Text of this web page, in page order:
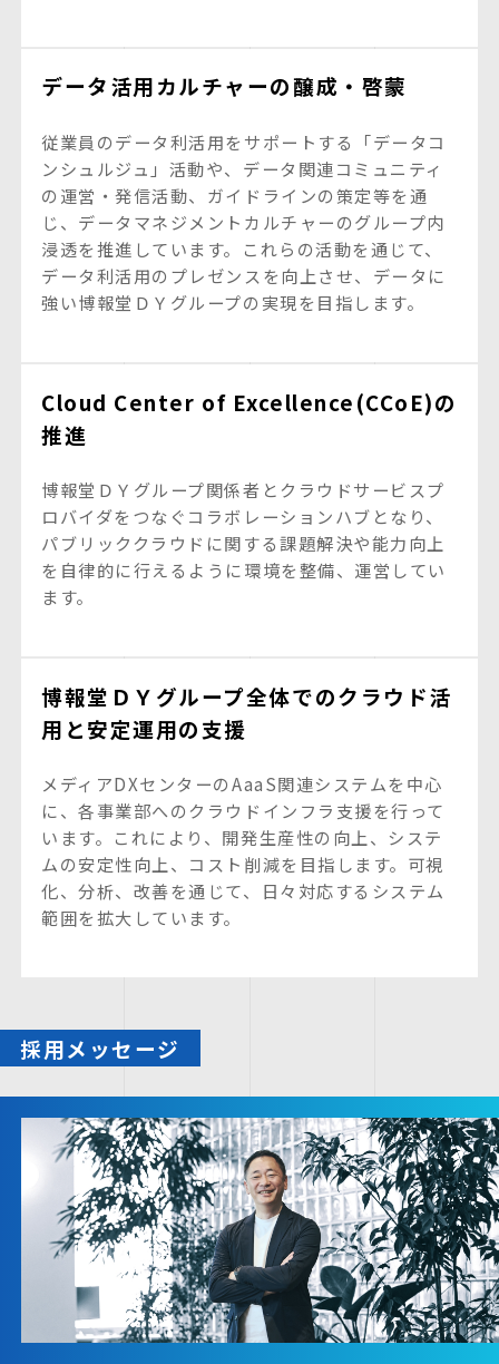
データ活用カルチャーの醸成・啓蒙
従業員のデータ利活用をサポートする「データコ
ンシュルジュ」活動や、データ関連コミュニティ
の運営・発信活動、ガイドラインの策定等を通
じ、データマネジメントカルチャーのグループ内
浸透を推進しています。これらの活動を通じて、
データ利活用のプレゼンスを向上させ、データに
強い博報堂ＤＹグループの実現を目指します。
Cloud Center of Excellence(CCoE)の
推進
博報堂ＤＹグループ関係者とクラウドサービスプ
ロバイダをつなぐコラボレーションハブとなり、
パブリッククラウドに関する課題解決や能力向上
を自律的に行えるように環境を整備、運営してい
ます。
博報堂ＤＹグループ全体でのクラウド活
用と安定運用の支援
メディアDXセンターのAaaS関連システムを中心
に、各事業部へのクラウドインフラ支援を行って
います。これにより、開発生産性の向上、システ
ムの安定性向上、コスト削減を目指します。可視
化、分析、改善を通じて、日々対応するシステム
範囲を拡大しています。
採用メッセージ